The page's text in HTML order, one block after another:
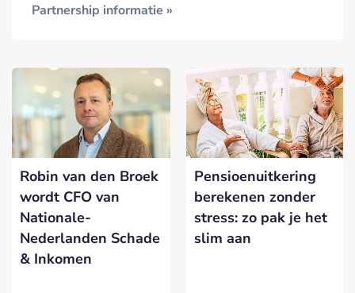
Partnership informatie »
Robin van den Broek
wordt CFO van
Nationale-
Nederlanden Schade
& Inkomen
Pensioenuitkering
berekenen zonder
stress: zo pak je het
slim aan